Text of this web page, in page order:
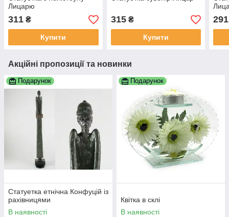
Лицарю
311 ₴
Купити
315₴
Купити
291
Акційні пропозиції та новинки
Подарунок
Статуетка етнічна Конфуцій із
рахівницями
В наявності
Подарунок
Квітка в склі
В наявності